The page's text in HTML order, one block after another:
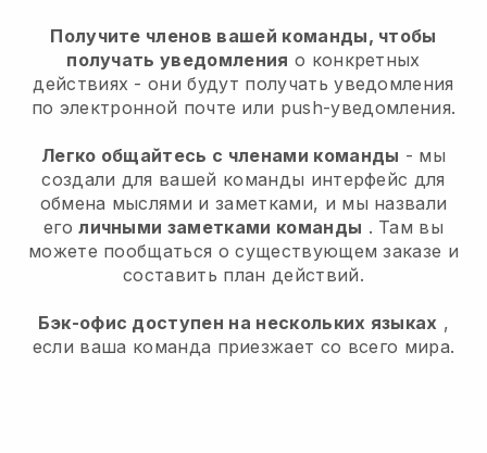
Получите членов вашей команды, чтобы
получать уведомления о конкретных
действиях - они будут получать уведомления
по электронной почте или push-уведомления.
Легко общайтесь с членами команды - мы
создали для вашей команды интерфейс для
обмена мыслями и заметками, и мы назвали
еголичными заметками команды . Там вы
можете пообщаться о существующем заказе и
составить план действий.
Бэк-офис доступен на нескольких языках ,
если ваша команда приезжает со всего мира.